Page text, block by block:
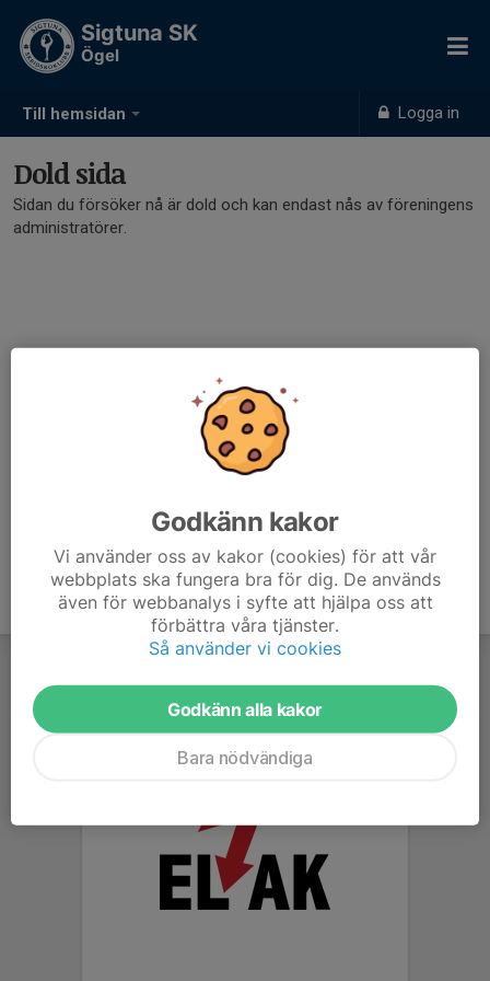
Till hemsidan Logga in
Sigtuna SK
Ögel
Dold sida
Sidan du försöker nå är dold och kan endast nås av föreningens
administratörer.
Godkänn kakor
Vi använder oss av kakor (cookies) för att vår
webbplats ska fungera bra för dig. De används
även för webbanalys i syfte att hjälpa oss att
förbättra våra tjänster.
Så använder vi cookies
Godkänn alla kakor
Bara nödvändiga